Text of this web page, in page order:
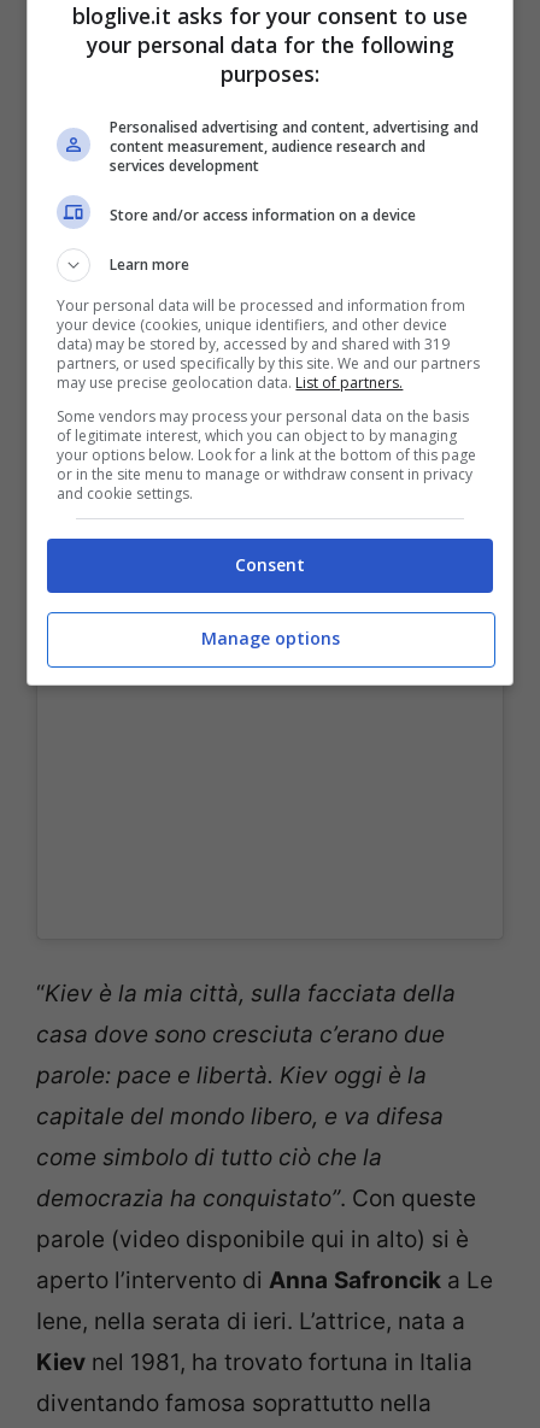
“Kiev è la mia città, sulla facciata della
casa dove sono cresciuta c’erano due
parole: pace e libertà. Kiev oggi è la
capitale del mondo libero, e va difesa
come simbolo di tutto ciò che la
democrazia ha conquistato”. Con queste
parole (video disponibile qui in alto) si è
aperto l’intervento di Anna Safroncik a Le
Iene, nella serata di ieri. L’attrice, nata a
Kiev nel 1981, ha trovato fortuna in Italia
diventando famosa soprattutto nella
bloglive.it asks for your consent to use
your personal data for the following
purposes:
Personalised advertising and content, advertising and
content measurement, audience research and
services development
Store and/or access information on a device
Learn more
Your personal data will be processed and information from
your device (cookies, unique identifiers, and other device
data) may be stored by, accessed by and shared with 319
partners, or used specifically by this site. We and our partners
may use precise geolocation data. List of partners.
Some vendors may process your personal data on the basis
of legitimate interest, which you can object to by managing
your options below. Look for a link at the bottom of this page
or in the site menu to manage or withdraw consent in privacy
and cookie settings.
Consent
Manage options